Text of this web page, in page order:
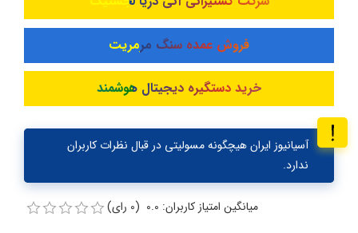
فروش عمده سنگ مرمریت
خرید دستگیره دیجیتال هوشمند
آسیانیوز ایران هیچگونه مسولیتی در قبال نظرات کاربران
ندارد.
میانگین امتیاز کاربران: 0.0 (0 رای)